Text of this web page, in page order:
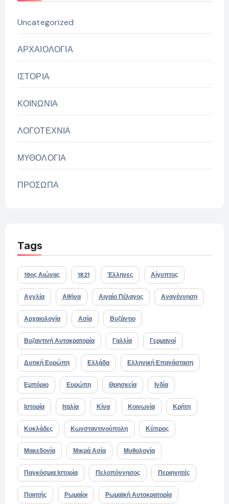
Uncategorized
ΑΡΧΑΙΟΛΟΓΙΑ
ΙΣΤΟΡΙΑ
ΚΟΙΝΩΝΙΑ
ΛΟΓΟΤΕΧΝΙΑ
ΜΥΘΟΛΟΓΙΑ
ΠΡΟΣΩΠΑ
Tags
19ος Αιώνας 1821 Έλληνες Αίγυπτος
Αγγλία Αθήνα Αιγαίο Πέλαγος Αναγέννηση
Αρχαιολογία Ασία Βυζάντιο
Βυζαντινή Αυτοκρατορία Γαλλία Γερμανοί
Δυτική Ευρώπη Ελλάδα Ελληνική Επανάσταση
Εμπόριο Ευρώπη Θρησκεία Ινδία
Ιστορία Ιταλία Κίνα Κοινωνία Κρήτη
Κυκλάδες Κωνσταντινούπολη Κύπρος
Μακεδονία Μικρά Ασία Μυθολογία
Παγκόσμια Ιστορία Πελοπόννησος Περιηγητές
Ποιητής Ρωμαίοι Ρωμαϊκή Αυτοκρατορία